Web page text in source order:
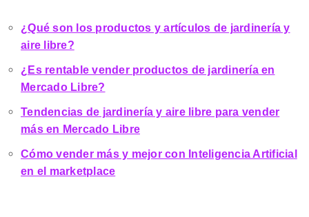
¿Qué son los productos y artículos de jardinería y
aire libre?
¿Es rentable vender productos de jardinería en
Mercado Libre?
Tendencias de jardinería y aire libre para vender
más en Mercado Libre
Cómo vender más y mejor con Inteligencia Artificial
en el marketplace